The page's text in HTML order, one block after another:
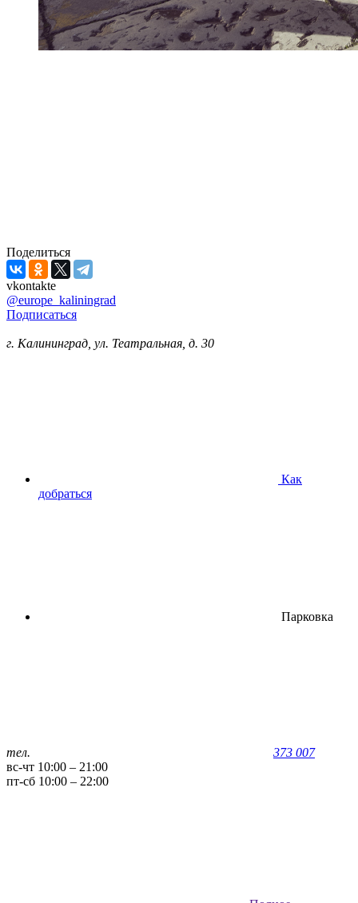
Поделиться
vkontakte
@europe_kaliningrad
Подписаться
г. Калининград, ул. Театральная, д. 30
Как
добраться
Парковка
тел.
373 007
вс-чт 10:00 – 21:00
пт-сб 10:00 – 22:00